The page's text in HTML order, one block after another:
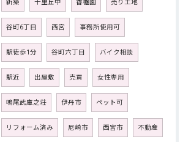
新築 千里丘中 香櫨園 売り土地
谷町6丁目 西宮 事務所使用可
駅徒歩1分 谷町六丁目 バイク相談
駅近 出屋敷 売買 女性専用
鳴尾武庫之荘 伊丹市 ペット可
リフォーム済み 尼崎市 西宮市 不動産